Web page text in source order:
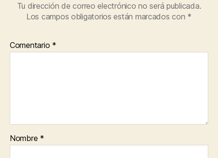
Tu dirección de correo electrónico no será publicada.
Los campos obligatorios están marcados con *
Comentario *
Nombre *